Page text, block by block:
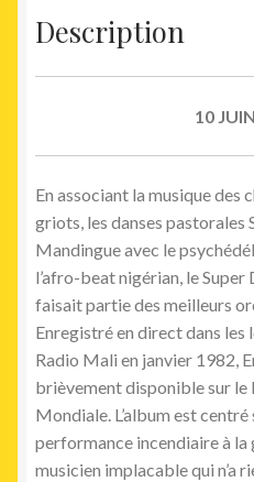
Description
10
En associant la musique des
griots, les danses pastorales
Mandingue avec le
l’afro-beat nigérian, le
faisait partie des meilleurs
Enregistré en direct dans
Radio Mali en janvier 1982,
brièvement disponible sur
Mondiale. L’album est
performance incendiaire à la
musicien implacable qui n’a